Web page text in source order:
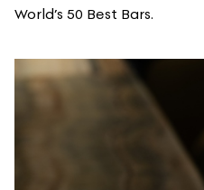
World’s 50 Best Bars.